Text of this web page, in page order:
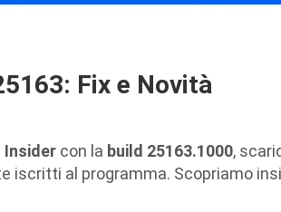
Fix e Novità
Insider con la build 25163.1000,
iscritti al programma. Scopriamo